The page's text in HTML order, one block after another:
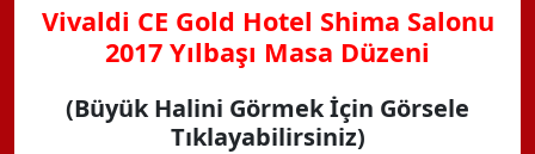
Vivaldi CE Gold Hotel Shima Salonu
2017 Yılbaşı Masa Düzeni
(Büyük Halini Görmek İçin Görsele
Tıklayabilirsiniz)